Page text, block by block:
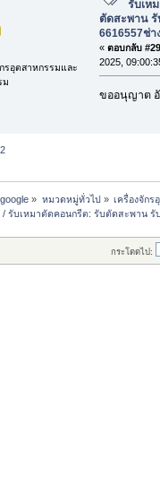
รอุตสาหกรรมและ
ม
รับเห
ตัดสะพาน
6616557ช่
« ตอบกลับ
2025,
ขออนุญาต
» หมวดหมู่ทั่วไป» เครื่องจัก
/ รับเหมาตัดคอนกรีต: รับตัดสะพาน รั
กระโดดไป: